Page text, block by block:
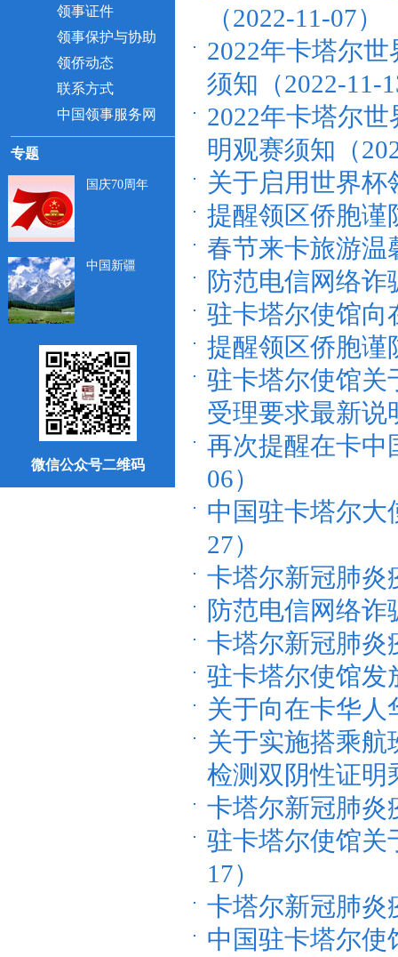
领事证件
领事保护与协助
领侨动态
联系方式
中国领事服务网
专题
国庆70周年
中国新疆
微信公众号二维码
（2022-11-07）
2022年卡塔尔
须知（2022-11-
2022年卡塔尔
明观赛须知（
关于启用世界杯
提醒领区侨胞谨
春节来卡旅游温
防范电信网络诈
驻卡塔尔使馆向
提醒领区侨胞谨
驻卡塔尔使馆关
受理要求最新说
再次提醒在卡中
06）
中国驻卡塔尔大
27）
卡塔尔新冠肺炎
防范电信网络诈
卡塔尔新冠肺炎
驻卡塔尔使馆发
关于向在卡华人
关于实施搭乘航
检测双阴性证明
卡塔尔新冠肺炎
驻卡塔尔使馆关
17）
卡塔尔新冠肺炎
中国驻卡塔尔使